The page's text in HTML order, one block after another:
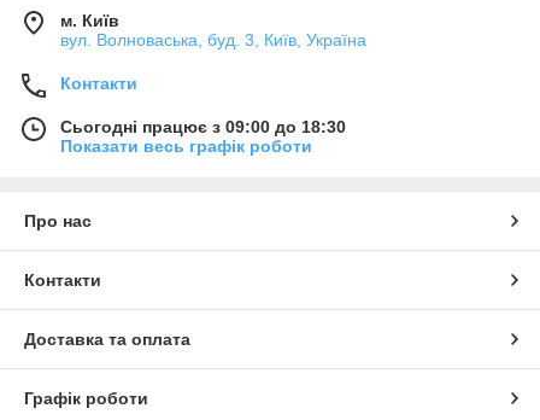
м. Київ
вул. Волноваська, буд. 3, Київ, Україна
Контакти
Сьогодні працює з 09:00 до 18:30
Показати весь графік роботи
Про нас
Контакти
Доставка та оплата
Графік роботи